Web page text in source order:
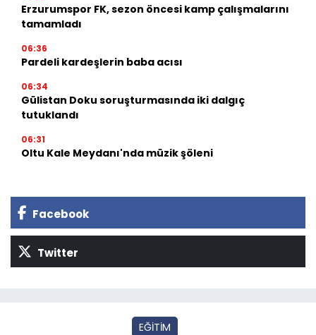
Erzurumspor FK, sezon öncesi kamp çalışmalarını
tamamladı
06:36
Pardeli kardeşlerin baba acısı
06:34
Gülistan Doku soruşturmasında iki dalgıç
tutuklandı
06:31
Oltu Kale Meydanı'nda müzik şöleni
Facebook
Twitter
EĞİTİM